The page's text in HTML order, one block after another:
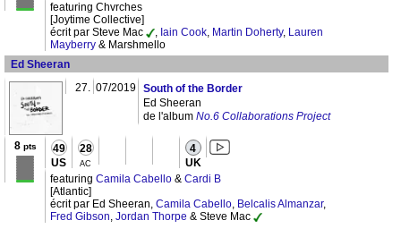
featuring Chvrches
[Joytime Collective]
écrit par Steve Mac
, Iain Cook, Martin Doherty, Lauren
Mayberry & Marshmello
Ed Sheeran
27. 07/2019 South of the Border
Ed Sheeran
de l'album No.6 Collaborations Project
8pts 49
US
28
AC
4
UK
featuring Camila Cabello & Cardi B
[Atlantic]
écrit par Ed Sheeran, Camila Cabello, Belcalis Almanzar,
Fred Gibson, Jordan Thorpe & Steve Mac